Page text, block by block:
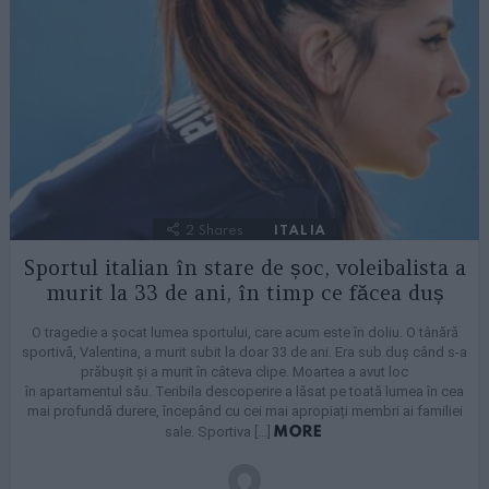
2 Shares ITALIA
Sportul italian în stare de șoc, voleibalista a
murit la 33 de ani, în timp ce făcea duș
O tragedie a şocat lumea sportului, care acum este în doliu. O tânără
sportivă, Valentina, a murit subit la doar 33 de ani. Era sub duș când s-a
prăbușit și a murit în câteva clipe. Moartea a avut loc
în apartamentul său. Teribila descoperire a lăsat pe toată lumea în cea
mai profundă durere, începând cu cei mai apropiați membri ai familiei
sale. Sportiva […]MORE